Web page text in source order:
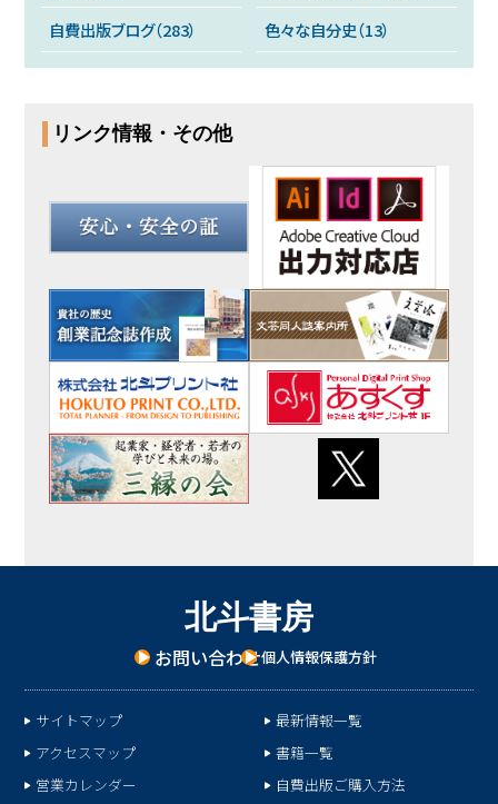
自費出版ブログ（283）
色々な自分史（13）
リンク情報・その他
北斗書房
お問い合わせ個人情報保護方針
サイトマップ
アクセスマップ
営業カレンダー
最新情報一覧
書籍一覧
自費出版ご購入方法